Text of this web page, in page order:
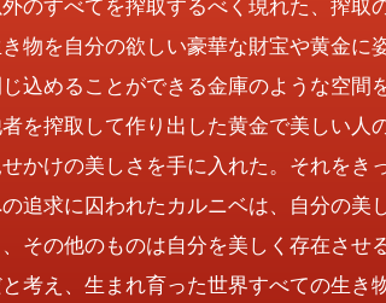
のすべてを搾取するべく現れた、搾取
物を自分の欲しい豪華な財宝や黄金に
じ込めることができる金庫のような空間
者を搾取して作り出した黄金で美しい人
せかけの美しさを手に入れた。それをき
追求に囚われたカルニベは、自分の美
その他のものは自分を美しく存在させ
と考え、生まれ育った世界すべての生き